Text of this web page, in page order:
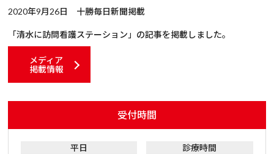
受付時間
平日 診療時間
2020年9月26日 十勝毎日新聞掲載
「清水に訪問看護ステーション」の記事を掲載しました。
メディア
掲載情報